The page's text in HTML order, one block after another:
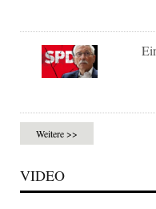
Weitere >>
VIDEO